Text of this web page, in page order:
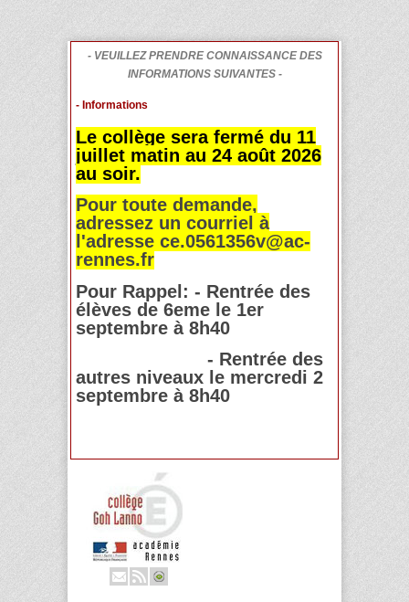
- VEUILLEZ PRENDRE CONNAISSANCE DES
INFORMATIONS SUIVANTES -
- Informations
Le collège sera fermé du 11
juillet matin au 24 août 2026
au soir.
Pour toute demande,
adressez un courriel à
l'adresse ce.0561356v@ac-
rennes.fr
Pour Rappel: - Rentrée des
élèves de 6eme le 1er
septembre à 8h40
- Rentrée des
autres niveaux le mercredi 2
septembre à 8h40